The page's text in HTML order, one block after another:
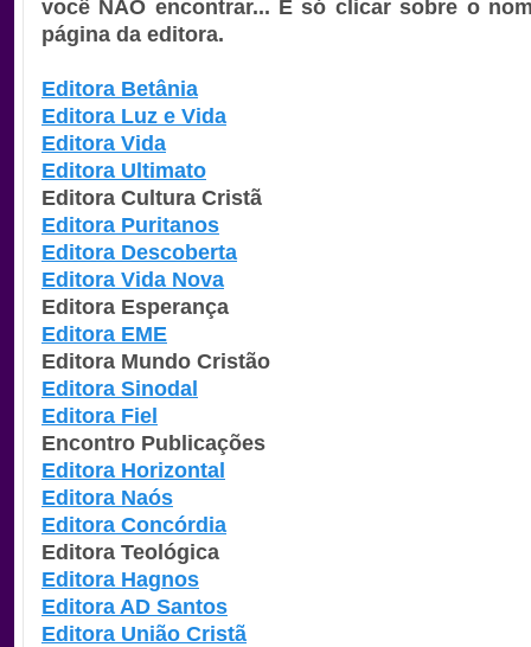
você NÃO encontrar... É só clicar sobre o
página da editora.
Editora Betânia
Editora Luz e Vida
Editora Vida
Editora Ultimato
Editora Cultura Cristã
Editora Puritanos
Editora Descoberta
Editora Vida Nova
Editora Esperança
Editora EME
Editora Mundo Cristão
Editora Sinodal
Editora Fiel
Encontro Publicações
Editora Horizontal
Editora Naós
Editora Concórdia
Editora Teológica
Editora Hagnos
Editora AD Santos
Editora União Cristã